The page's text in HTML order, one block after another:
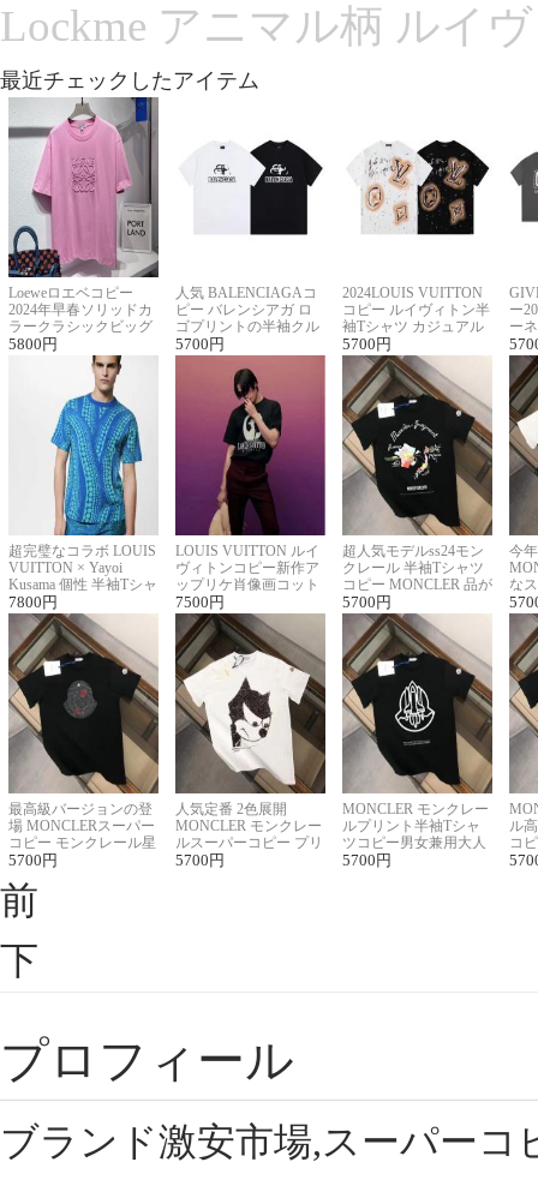
Lockme アニマル柄 ルイ
最近チェックしたアイテム
Loeweロエベコピー
2024年早春ソリッドカ
ラークラシックビッグ
ロゴ刺繍Tシャツ
5800 円
人気 BALENCIAGAコ
ピー バレンシアガ ロ
ゴプリントの半袖クル
ーネックTシャツ
5700 円
2024LOUIS VUITTON
コピー ルイヴィトン半
袖Tシャツ カジュアル
に馴染む 2色展開
5700 円
ー
ー
ー
超完璧なコラボ LOUIS
VUITTON × Yayoi
Kusama 個性 半袖Tシャ
ツコピー男女兼用
7800 円
LOUIS VUITTON ルイ
ヴィトンコピー新作ア
ップリケ肖像画コット
ンニット半袖Tシャツ
7500 円
超人気モデルss24モン
クレール 半袖Tシャツ
コピー MONCLER 品が
良く見た目
5700 円
今
な
ル
最高級バージョンの登
場 MONCLERスーパー
コピー モンクレール星
座半袖Tシャツ
5700 円
人気定番 2色展開
MONCLER モンクレー
ルスーパーコピー プリ
ント半袖Tシャツ
5700 円
MONCLER モンクレー
ルプリント半袖Tシャ
ツコピー男女兼用大人
可愛い春夏コーデ
5700 円
ル
コ
ィ
前
下
プロフィール
ブランド激安市場,スーパー